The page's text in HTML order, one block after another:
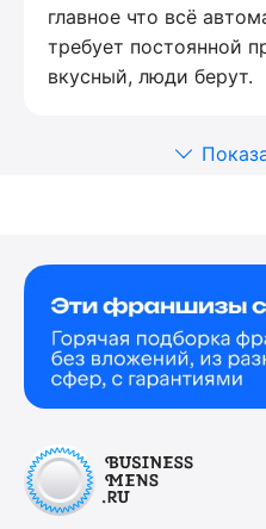
главное что всё
требует постоянной
вкусный, люди берут.